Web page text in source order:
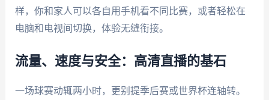
样，你和家人可以各自用手机看不同比赛，或者轻松在
电脑和电视间切换，体验无缝衔接。
流量、速度与安全：高清直播的基石
一场球赛动辄两小时，更别提季后赛或世界杯连轴转。